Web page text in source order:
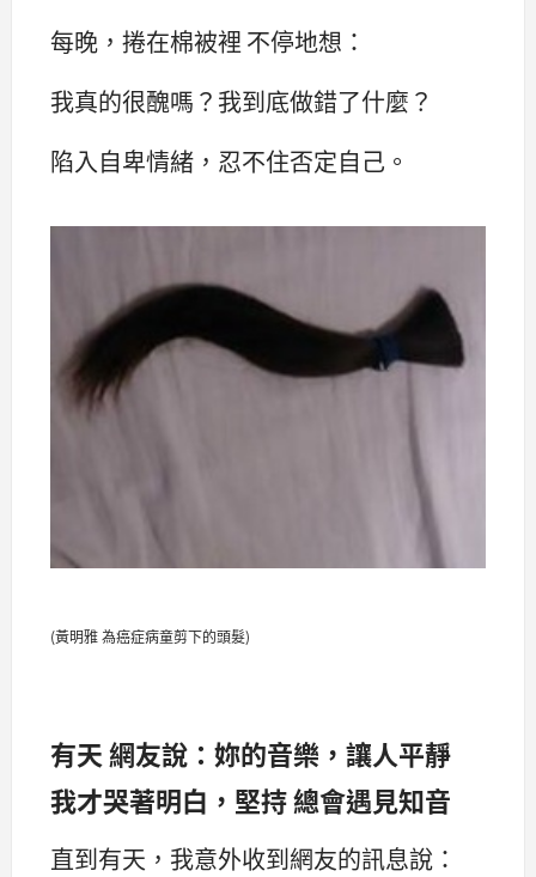
每晚，捲在棉被裡 不停地想：
我真的很醜嗎？我到底做錯了什麼？
陷入自卑情緒，忍不住否定自己。
(黃明雅 為癌症病童剪下的頭髮)
有天 網友說：妳的音樂，讓人平靜
我才哭著明白，堅持 總會遇見知音
直到有天，我意外收到網友的訊息說：